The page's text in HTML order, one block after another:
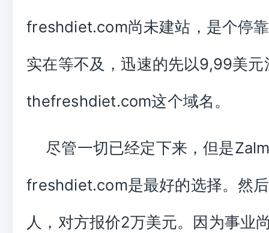
freshdiet.com尚未建站，是个停
实在等不及，迅速的先以9,99美元
thefreshdiet.com这个域名。
尽管一切已经定下来，但是
freshdiet.com是最好的选择。然
人，对方报价2万美元。因为事业